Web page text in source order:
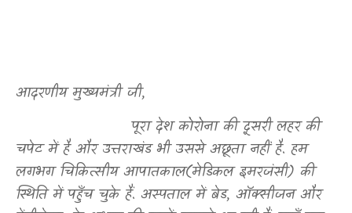
आदरणीय मुख्यमंत्री जी,
पूरा देश कोरोना की दूसरी लहर की
चपेट में है और उत्तराखंड भी उससे अछूता नहीं है. हम
लगभग चिकित्सीय आपातकाल(मेडिकल इमरजंसी) की
स्थिति में पहुँच चुके हैं. अस्पताल में बेड, ऑक्सीजन और